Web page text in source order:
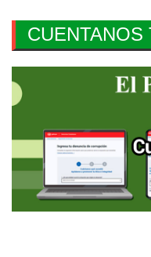
CUENTANOS